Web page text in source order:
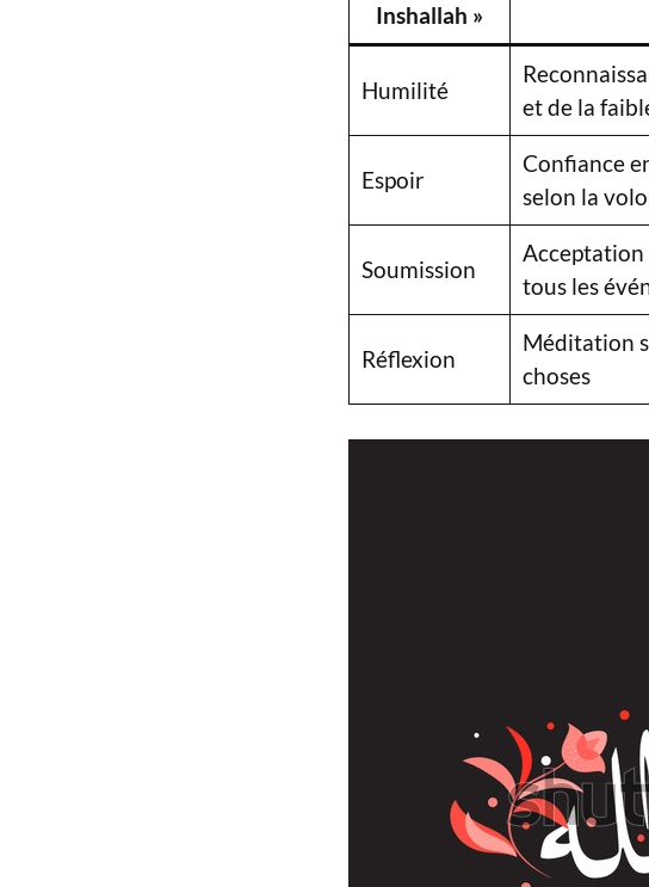
Inshallah »
Humilité
et de la
Espoir
Confiance
selon la
Soumission
Acceptation
tous les
Réflexion
Méditation
choses